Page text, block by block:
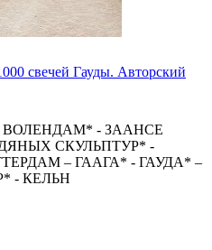
свечей Гауды. Авторский
ВОЛЕНДАМ* - ЗААНСЕ
СКУЛЬПТУР* -
– ГААГА* - ГАУДА* –
- КЕЛЬН